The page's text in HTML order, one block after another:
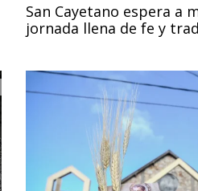
San Cayetano espera a
jornada llena de fe y